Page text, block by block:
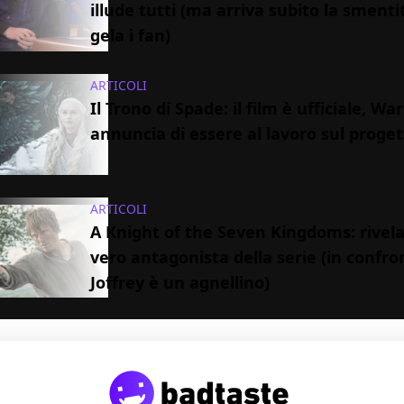
illude tutti (ma arriva subito la
gela i fan)
ARTICOLI
Il Trono di Spade: il film è ufficiale,
annuncia di essere al lavoro sul
ARTICOLI
A Knight of the Seven Kingdoms:
vero antagonista della serie (in
Joffrey è un agnellino)